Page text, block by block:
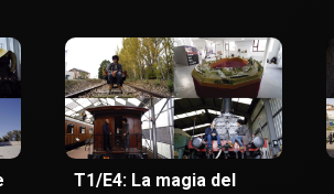
T1/E4: La magia del